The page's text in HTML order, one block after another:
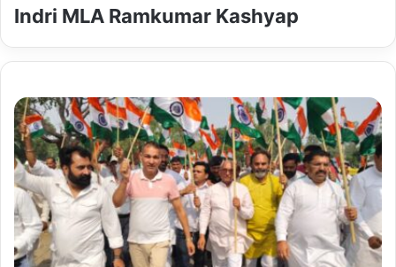
Indri MLA Ramkumar Kashyap